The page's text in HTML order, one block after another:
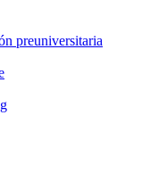
preuniversitaria